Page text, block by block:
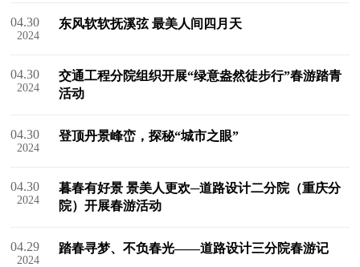
04.30
2024
东风软软抚溪弦 最美人间四月天
04.30
2024
交通工程分院组织开展“绿意盎然徒步行”春游踏青
活动
04.30
2024
登顶丹景峰峦，探秘“城市之眼”
04.30
2024
暮春有好景 景美人更欢─道路设计二分院（重庆分
院）开展春游活动
04.29
2024
踏春寻梦、不负春光——道路设计三分院春游记